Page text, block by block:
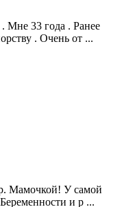
. Мне 33 года . Ранее
. Очень от ...
Мамочкой! У самой
и р ...